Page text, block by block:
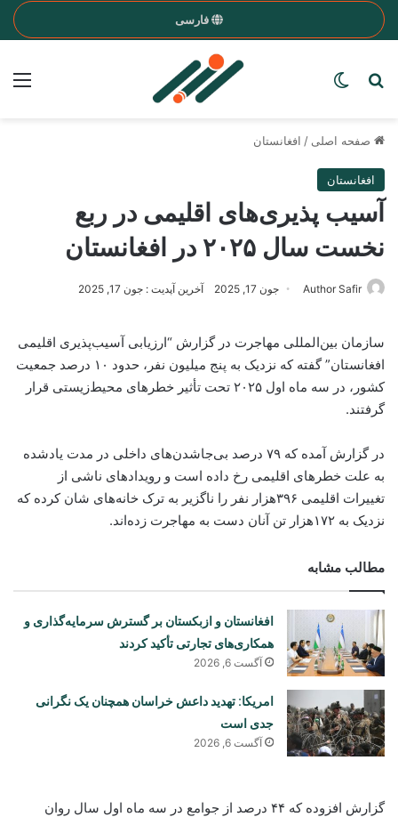
فارسی
Search for a word
صفحه اصلی / افغانستان
افغانستان
آسیب پذیری‌های اقلیمی در ربع
نخست سال ۲۰۲۵ در افغانستان
Author Safir جون 17, 2025 آخرین آپدیت : جون 17, 2025
‏سازمان بین‌المللی مهاجرت در گزارش “ارزیابی آسیب‌پذیری اقلیمی
افغانستان” گفته که نزدیک به پنج میلیون نفر، حدود ۱۰ درصد جمعیت
کشور، در سه‌ ماه اول ۲۰۲۵ تحت تأثیر خطرهای محیط‌زیستی قرار
گرفتند.
در گزارش آمده که ۷۹ درصد بی‌جاشدن‌های داخلی در مدت یادشده
به علت خطرهای اقلیمی رخ داده است و رویدادهای ناشی از
تغییرات اقلیمی ۳۹۶هزار نفر را ناگزیر به ترک خانه‌های شان کرده که
نزدیک به ۱۷۲هزار تن آنان دست به مهاجرت زده‌اند.
مطالب مشابه
افغانستان و ازبکستان بر گسترش سرمایه‌گذاری و
همکاری‌های تجارتی تأکید کردند
آگست 6, 2026
امریکا: تهدید داعش خراسان همچنان یک نگرانی
جدی است
آگست 6, 2026
گزارش افزوده که ۴۴ درصد از جوامع در سه ماه اول سال روان